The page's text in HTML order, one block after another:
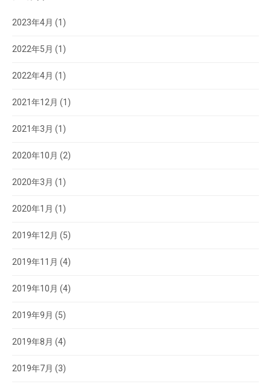
2023年4月 (1)
2022年5月 (1)
2022年4月 (1)
2021年12月 (1)
2021年3月 (1)
2020年10月 (2)
2020年3月 (1)
2020年1月 (1)
2019年12月 (5)
2019年11月 (4)
2019年10月 (4)
2019年9月 (5)
2019年8月 (4)
2019年7月 (3)